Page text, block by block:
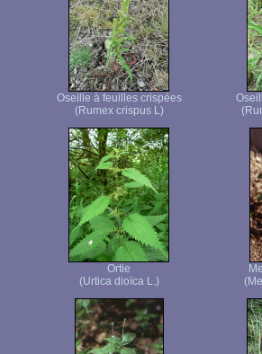
Oseille à feuilles crispées
(Rumex crispus L)
Ortie
(Urtica dioïca L.)